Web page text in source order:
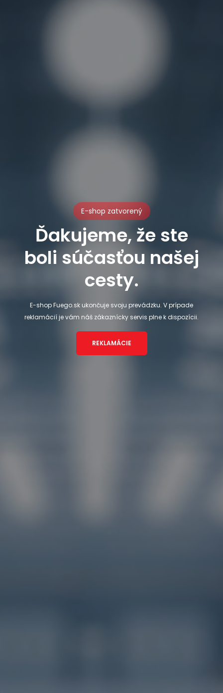
E-shop zatvorený
Ďakujeme, že ste
boli súčasťou našej
cesty.
E-shop Fuego.sk ukončuje svoju prevádzku. V prípade
reklamácií je vám náš zákaznícky servis plne k dispozícii.
REKLAMÁCIE